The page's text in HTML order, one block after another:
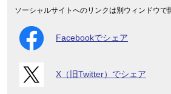
ソーシャルサイトへのリンクは別ウィンドウで
Facebookでシェア
X（旧Twitter）でシェア